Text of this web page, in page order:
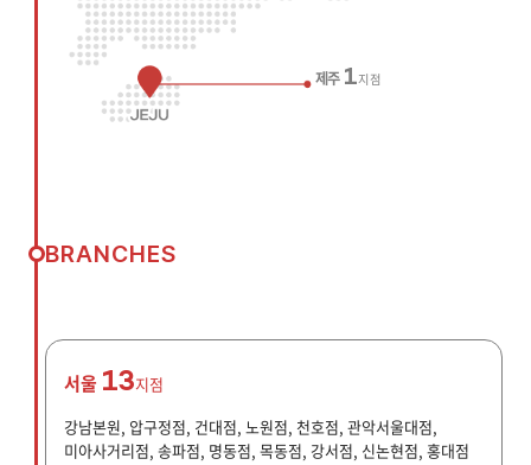
제주 1지점
BRANCHES
서울 13지점
강남본원, 압구정점, 건대점, 노원점, 천호점, 관악서울대점,
미아사거리점, 송파점, 명동점, 목동점, 강서점, 신논현점, 홍대점